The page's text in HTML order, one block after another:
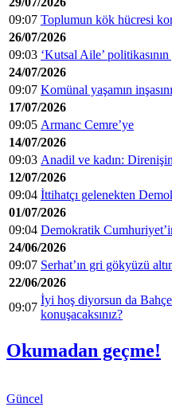
09:07 Toplumun kök hücresi
26/07/2026
09:03 ‘Kutsal Aile’
24/07/2026
09:07 Komünal yaşamın
17/07/2026
09:05 Armanc Cemre’ye
14/07/2026
09:03 Anadil ve kadın:
12/07/2026
09:04 İttihatçı gelenekten
01/07/2026
09:04 Demokratik
24/06/2026
09:07 Serhat’ın gri gökyüzü
22/06/2026
09:07
İyi hoş diyorsun da
konuşacaksınız?
Okumadan geçme!
Güncel